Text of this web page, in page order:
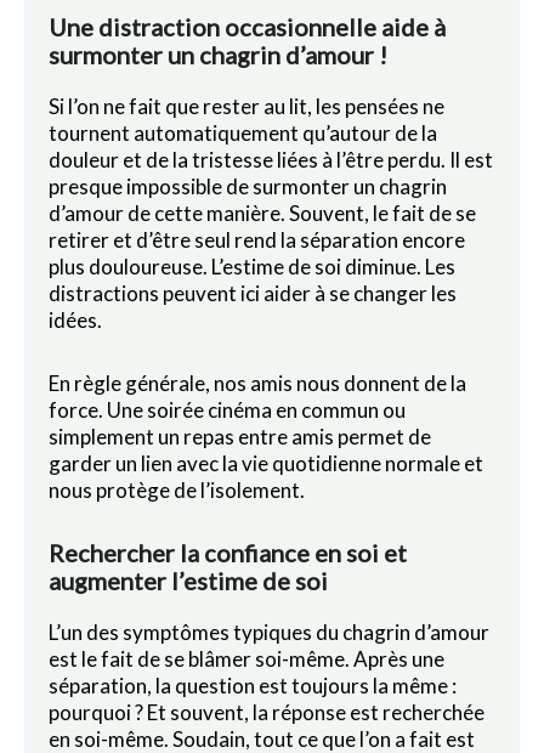
Une distraction occasionnelle aide à
surmonter un chagrin d’amour !
Si l’on ne fait que rester au lit, les pensées ne
tournent automatiquement qu’autour de la
douleur et de la tristesse liées à l’être perdu. Il est
presque impossible de surmonter un chagrin
d’amour de cette manière. Souvent, le fait de se
retirer et d’être seul rend la séparation encore
plus douloureuse. L’estime de soi diminue. Les
distractions peuvent ici aider à se changer les
idées.
En règle générale, nos amis nous donnent de la
force. Une soirée cinéma en commun ou
simplement un repas entre amis permet de
garder un lien avec la vie quotidienne normale et
nous protège de l’isolement.
Rechercher la confiance en soi et
augmenter l’estime de soi
L’un des symptômes typiques du chagrin d’amour
est le fait de se blâmer soi-même. Après une
séparation, la question est toujours la même :
pourquoi ? Et souvent, la réponse est recherchée
en soi-même. Soudain, tout ce que l’on a fait est